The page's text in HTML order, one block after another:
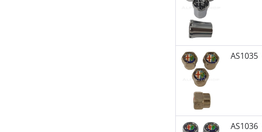
AS1035
AS1036